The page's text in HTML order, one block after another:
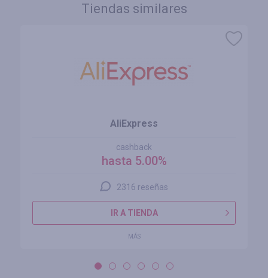
Tiendas similares
AliExpress
cashback
hasta 5.00%
2316 reseñas
IR A TIENDA
MÁS